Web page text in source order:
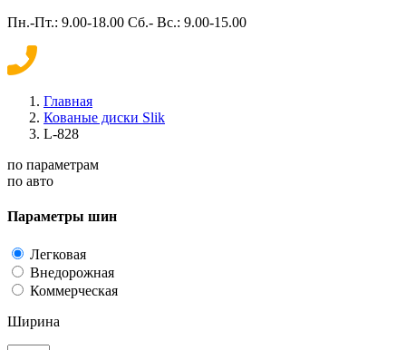
Пн.-Пт.: 9.00-18.00 Сб.- Вс.: 9.00-15.00
Главная
Кованые диски Slik
L-828
по параметрам
по авто
Параметры шин
Легковая
Внедорожная
Коммерческая
Ширина